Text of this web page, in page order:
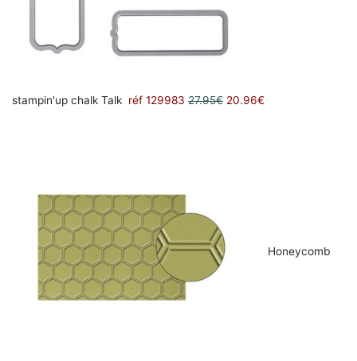
stampin'up chalk Talk réf 129983 27.95€ 20.96€
Honeycomb